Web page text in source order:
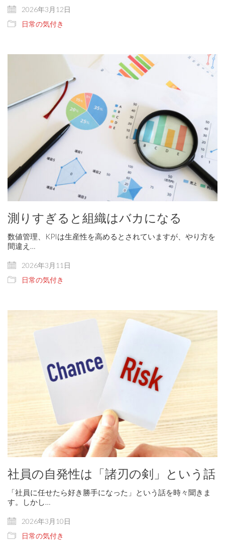
2026年3月12日
日常の気付き
測りすぎると組織はバカになる
数値管理、KPIは生産性を高めるとされていますが、やり方を
間違え…
2026年3月11日
日常の気付き
社員の自発性は「諸刃の剣」という話
「社員に任せたら好き勝手になった」という話を時々聞きま
す。しかし…
2026年3月10日
日常の気付き